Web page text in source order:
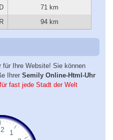
71 km
94 km
für Ihre Website! Sie können
Ihrer Semily Online-Html-Uhr
fast jede Stadt der Welt